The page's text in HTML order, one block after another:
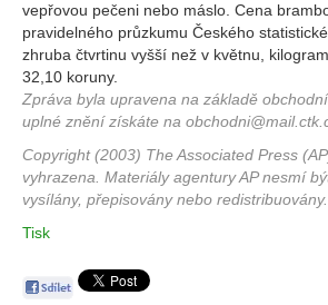
vepřovou pečeni nebo máslo. Cena
pravidelného průzkumu Českého
zhruba čtvrtinu vyšší než v květnu,
32,10 koruny.
Zpráva byla upravena na základě
uplné znění získáte na
Copyright (2003) The Associated Press
vyhrazena. Materiály agentury AP nesmí
vysílány, přepisovány nebo redistribuovány.
Tisk